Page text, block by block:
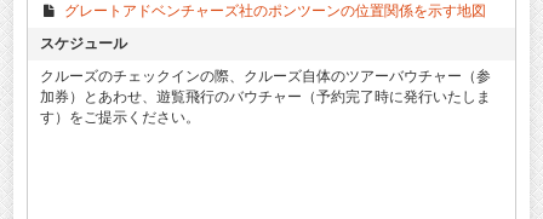
グレートアドベンチャーズ社のポンツーンの位置関係を示す地図
スケジュール
クルーズのチェックインの際、クルーズ自体のツアーバウチャー（参
加券）とあわせ、遊覧飛行のバウチャー（予約完了時に発行いたしま
す）をご提示ください。